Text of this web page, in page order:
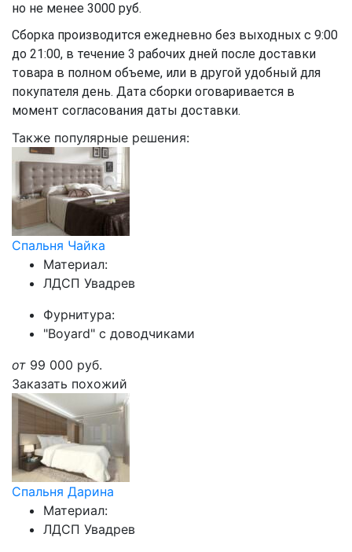
но не менее 3000 руб.
Сборка производится ежедневно без выходных с 9:00
до 21:00, в течение 3 рабочих дней после доставки
товара в полном объеме, или в другой удобный для
покупателя день. Дата сборки оговаривается в
момент согласования даты доставки.
Также популярные решения:
Спальня Чайка
Материал:
ЛДСП Увадрев
Фурнитура:
"Boyard" с доводчиками
от 99 000 руб.
Заказать похожий
Спальня Дарина
Материал:
ЛДСП Увадрев